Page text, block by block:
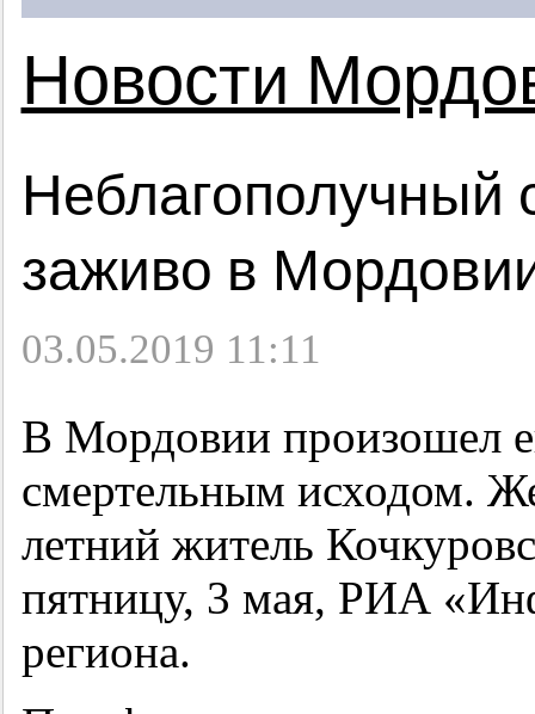
Новости
Неблагополучный
заживо в
03.05.2019 11:11
В Мордовии произошел
смертельным исходом.
летний житель
пятницу, 3 мая, РИА
региона.